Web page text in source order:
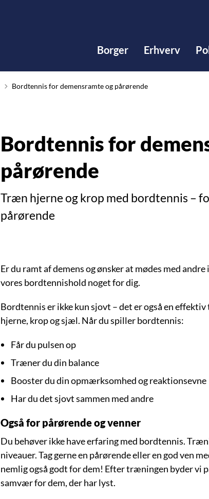
Borger Erhverv
Bordtennis for demensramte og pårørende
Bordtennis for
pårørende
Træn hjerne og krop med bordtennis –
pårørende
Er du ramt af demens og ønsker at mødes med
vores bordtennishold noget for dig.
Bordtennis er ikke kun sjovt – det er også en
hjerne, krop og sjæl. Når du spiller bordtennis:
Får du pulsen op
Træner du din balance
Booster du din opmærksomhed og reaktionsevne
Har du det sjovt sammen med andre
Også for pårørende og venner
Du behøver ikke have erfaring med bordtennis.
niveauer. Tag gerne en pårørende eller en god ven
nemlig også godt for dem! Efter træningen byder vi
samvær for dem, der har lyst.